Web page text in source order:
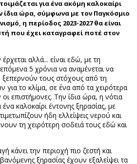
για ένα ακόμη καλοκαίρι
ίδια ώρα, σύμφωνα με τον Παγκόσμιο
η περίοδος 2023-2027 θα είναι
που έχει καταγραφεί ποτέ στον
αλλά... είναι εδώ, με τη
5 χρόνια να αναμένεται να
τους στόχους από τη
για το κλίμα, σε ένα από τα χειρότερα
επιστήμονες. Την ίδια ώρα, η νότια
καλοκαίρι έντονης ξηρασίας, με
ήδη ελλείψεις νερού και
τη χειρότερη σοδειά τους εδώ και
κάνει την περιοχή πιο ζεστή και
ξηρασίας έχουν εξαλείψει τα